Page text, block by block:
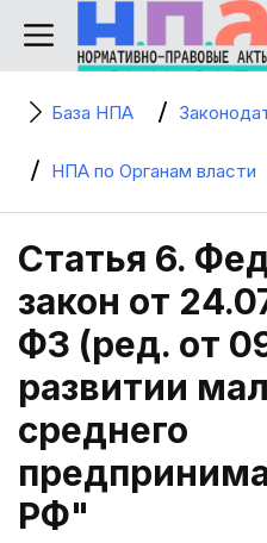
База НПА
НПА по Органам власти
Статья 6.
закон от
ФЗ (ред. от
развитии
среднего
РФ"